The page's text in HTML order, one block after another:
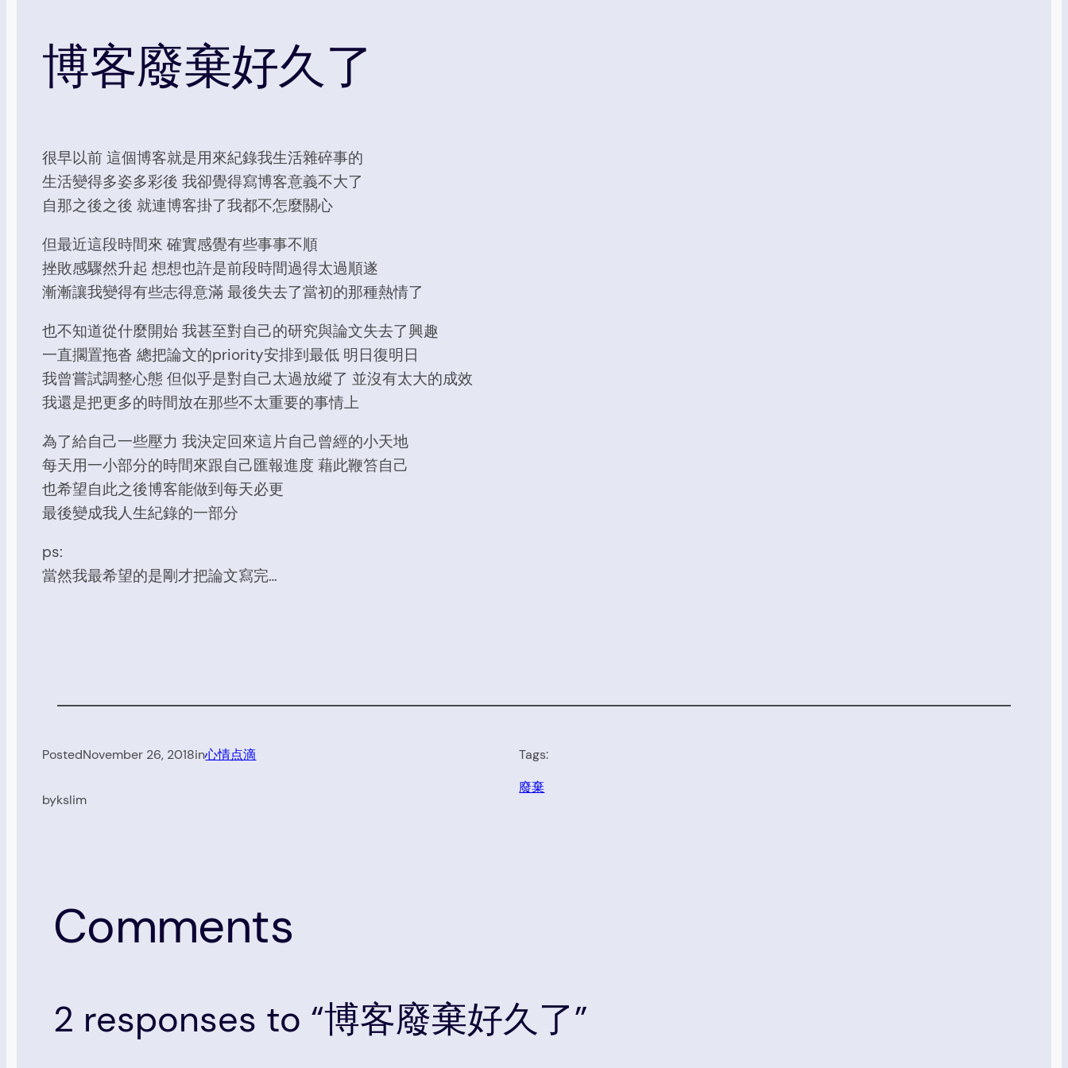
博客廢棄好久了
很早以前 這個博客就是用來紀錄我生活雜碎事的
生活變得多姿多彩後 我卻覺得寫博客意義不大了
自那之後之後 就連博客掛了我都不怎麼關心
但最近這段時間來 確實感覺有些事事不順
挫敗感驟然升起 想想也許是前段時間過得太過順遂
漸漸讓我變得有些志得意滿 最後失去了當初的那種熱情了
也不知道從什麼開始 我甚至對自己的研究與論文失去了興趣
一直擱置拖沓 總把論文的priority安排到最低 明日復明日
我曾嘗試調整心態 但似乎是對自己太過放縱了 並沒有太大的成效
我還是把更多的時間放在那些不太重要的事情上
為了給自己一些壓力 我決定回來這片自己曾經的小天地
每天用一小部分的時間來跟自己匯報進度 藉此鞭笞自己
也希望自此之後博客能做到每天必更
最後變成我人生紀錄的一部分
ps:
當然我最希望的是剛才把論文寫完…
PostedNovember 26, 2018in心情点滴
bykslim
Tags:
廢棄
Comments
2 responses to “博客廢棄好久了”